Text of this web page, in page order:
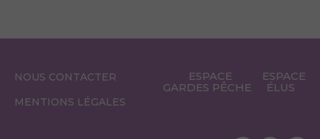
NOUS CONTACTER
MENTIONS LÉGALES
ESPACE
GARDES PÊCHE
ESPACE
ÉLUS